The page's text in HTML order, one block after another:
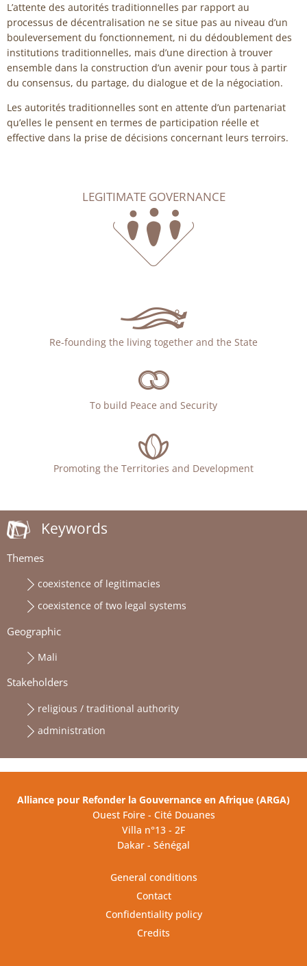
L’attente des autorités traditionnelles par rapport au
processus de décentralisation ne se situe pas au niveau d’un
bouleversement du fonctionnement, ni du dédoublement des
institutions traditionnelles, mais d’une direction à trouver
ensemble dans la construction d’un avenir pour tous à partir
du consensus, du partage, du dialogue et de la négociation.
Les autorités traditionnelles sont en attente d’un partenariat
qu’elles le pensent en termes de participation réelle et
effective dans la prise de décisions concernant leurs terroirs.
LEGITIMATE GOVERNANCE
Re-founding the living together and the State
To build Peace and Security
Promoting the Territories and Development
Keywords
Themes
coexistence of legitimacies
coexistence of two legal systems
Geographic
Mali
Stakeholders
religious / traditional authority
administration
Alliance pour Refonder la Gouvernance en Afrique (ARGA)
Ouest Foire - Cité Douanes
Villa n°13 - 2F
Dakar - Sénégal
General conditions
Contact
Confidentiality policy
Credits